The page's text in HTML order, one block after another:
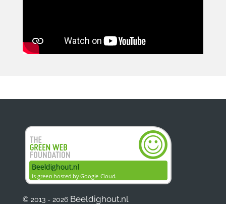
© 2013 - 2026 Beeldighout.nl